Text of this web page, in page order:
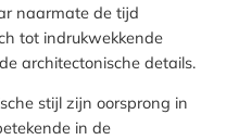
naarmate de tijd
tot indrukwekkende
architectonische details.
stijl zijn oorsprong in
in de